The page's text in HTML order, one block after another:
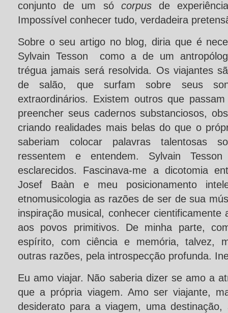
conjunto de um só corpusde
Impossível conhecer tudo, verdadeira
Sobre o seu artigo no blog, diria que é
Sylvain Tesson como a de um
trégua jamais será resolvida. Os viajantes
de salão, que surfam sobre seus
extraordinários. Existem outros que
preencher seus cadernos substanciosos,
criando realidades mais belas do que o
saberiam colocar palavras talentosas
ressentem e entendem. Sylvain
esclarecidos. Fascinava-me a dicotomia
Josef Baàn e meu posicionamento
etnomusicologia as razões de ser de sua
inspiração musical, conhecer
aos povos primitivos. De minha parte,
espírito, com ciência e memória, talvez,
outras razões, pela introspecção profunda.
Eu amo viajar. Não saberia dizer se amo a
que a própria viagem. Amo ser viajante,
desiderato para a viagem, uma